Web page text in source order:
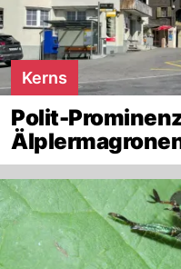
Kerns
Polit-